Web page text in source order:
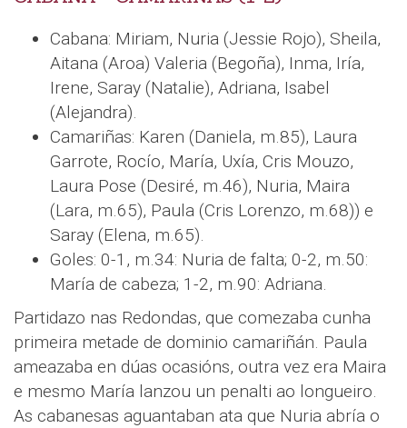
Cabana: Miriam, Nuria (Jessie Rojo), Sheila,
Aitana (Aroa) Valeria (Begoña), Inma, Iría,
Irene, Saray (Natalie), Adriana, Isabel
(Alejandra).
Camariñas: Karen (Daniela, m.85), Laura
Garrote, Rocío, María, Uxía, Cris Mouzo,
Laura Pose (Desiré, m.46), Nuria, Maira
(Lara, m.65), Paula (Cris Lorenzo, m.68)) e
Saray (Elena, m.65).
Goles: 0-1, m.34: Nuria de falta; 0-2, m.50:
María de cabeza; 1-2, m.90: Adriana.
Partidazo nas Redondas, que comezaba cunha
primeira metade de dominio camariñán. Paula
ameazaba en dúas ocasións, outra vez era Maira
e mesmo María lanzou un penalti ao longueiro.
As cabanesas aguantaban ata que Nuria abría o